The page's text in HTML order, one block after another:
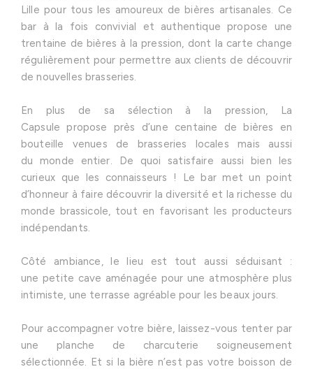
Lille pour tous les amoureux de bières artisanales. Ce
bar à la fois convivial et authentique propose une
trentaine de bières à la pression, dont la carte change
régulièrement pour permettre aux clients de découvrir
de nouvelles brasseries.
En plus de sa sélection à la pression, La
Capsule propose près d’une centaine de bières en
bouteille venues de brasseries locales mais aussi
du monde entier. De quoi satisfaire aussi bien les
curieux que les connaisseurs ! Le bar met un point
d’honneur à faire découvrir la diversité et la richesse du
monde brassicole, tout en favorisant les producteurs
indépendants.
Côté ambiance, le lieu est tout aussi séduisant :
une petite cave aménagée pour une atmosphère plus
intimiste, une terrasse agréable pour les beaux jours.
Pour accompagner votre bière, laissez-vous tenter par
une planche de charcuterie soigneusement
sélectionnée. Et si la bière n’est pas votre boisson de